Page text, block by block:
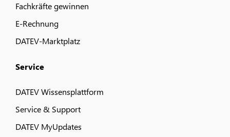
Fachkräfte gewinnen
E-Rechnung
DATEV-Marktplatz
Service
DATEV Wissensplattform
Service & Support
DATEV MyUpdates